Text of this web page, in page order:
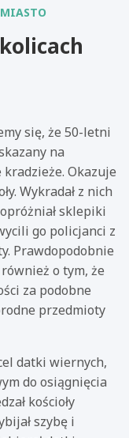
się, że 50-letni
na
Okazuje
Wykradał z nich
sklepiki
go policjanci z
Prawdopodobnie
o tym, że
za podobne
przedmioty
datki wiernych,
do osiągnięcia
kościoły
szybę i